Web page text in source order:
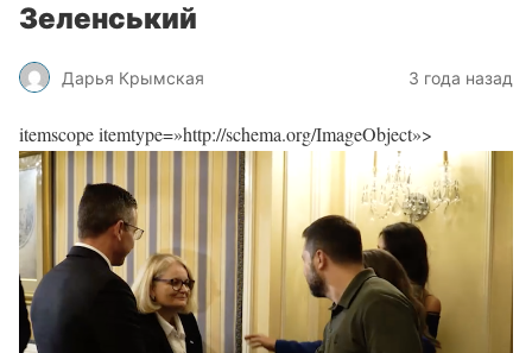
Зеленський
Дарья Крымская 3 года назад
itemscope itemtype=»http://schema.org/ImageObject»>